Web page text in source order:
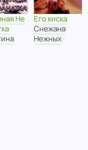
Не
Его киска
Снежана
Нежных